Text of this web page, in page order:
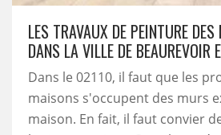
LES TRAVAUX DE PEINTURE
DANS LA VILLE DE BEAUREVOIR
Dans le 02110, il faut que les
maisons s'occupent des murs
maison. En fait, il faut convier